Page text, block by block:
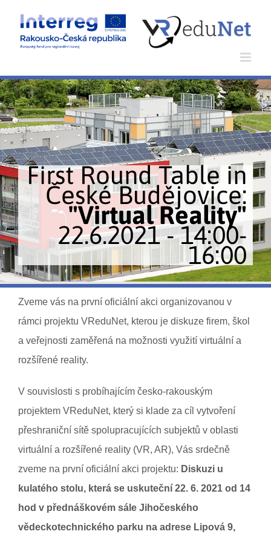
content
First Round Table in
České Budějovice:
"Virtual Reality"
22.6.2021 - 14:00-
16:00
Zveme vás na první oficiální akci organizovanou v
rámci projektu VReduNet, kterou je diskuze firem, škol
a veřejnosti zaměřená na možnosti využití virtuální a
rozšířené reality.
V souvislosti s probíhajícím česko-rakouským
projektem VReduNet, který si klade za cíl vytvoření
přeshraniční sítě spolupracujících subjektů v oblasti
virtuální a rozšířené reality (VR, AR), Vás srdečně
zveme na první oficiální akci projektu: Diskuzi u
kulatého stolu, která se uskuteční 22. 6. 2021 od 14
hod v přednáškovém sále Jihočeského
vědeckotechnického parku na adrese Lipová 9,